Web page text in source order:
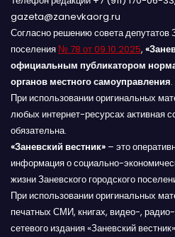
gazeta@zanevkaorg.ru
Согласно решению совета депутатов
поселения № 78 от 09.10.2025,
официальным публикатором
органов местного самоуправления.
При использовании оригинальных
любых интернет-ресурсах активная
обязательна.
«Заневский вестник» – это
информация о социально-
жизни Заневского городского
При использовании оригинальных
печатных СМИ, книгах, видео-,
сетевого издания «Заневский